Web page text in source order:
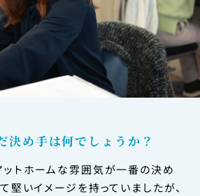
決め手は何でしょうか？
ットホームな雰囲気が一番の決め
堅いイメージを持っていましたが、